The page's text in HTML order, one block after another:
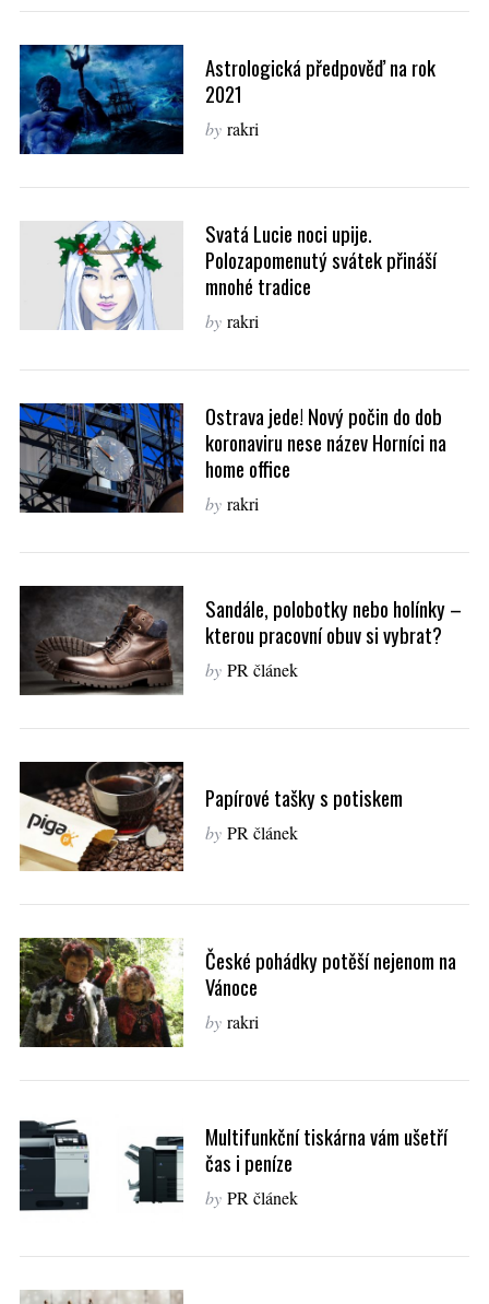
Astrologická předpověď na rok
2021
by rakri
Svatá Lucie noci upije.
Polozapomenutý svátek přináší
mnohé tradice
by rakri
Ostrava jede! Nový počin do dob
koronaviru nese název Horníci na
home office
by rakri
Sandále, polobotky nebo holínky –
kterou pracovní obuv si vybrat?
by PR článek
Papírové tašky s potiskem
by PR článek
České pohádky potěší nejenom na
Vánoce
by rakri
Multifunkční tiskárna vám ušetří
čas i peníze
by PR článek